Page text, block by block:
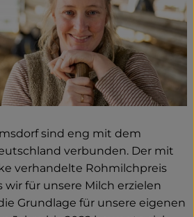
sind eng mit dem
verbunden. Der mit
verhandelte Rohmilchpreis
für unsere Milch erzielen
Grundlage für unsere eigenen